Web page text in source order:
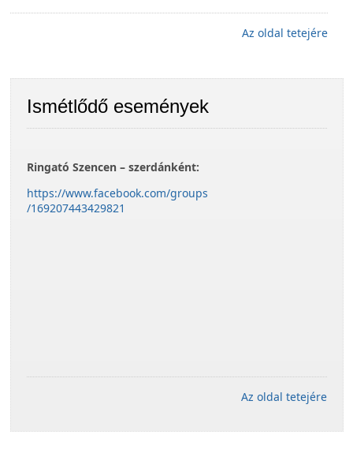
Az oldal tetejére
Ismétlődő események
Ringató Szencen – szerdánként:
https://www.facebook.com/groups
/169207443429821
Az oldal tetejére